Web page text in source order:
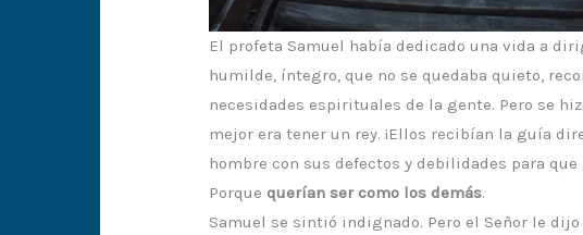
El profeta Samuel había dedicado una vida a
humilde, íntegro, que no se quedaba quieto,
necesidades espirituales de la gente. Pero se
mejor era tener un rey. ¡Ellos recibían la guía
hombre con sus defectos y debilidades para
Porque querían ser como los demás.
Samuel se sintió indignado. Pero el Señor le